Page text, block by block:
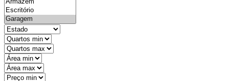
state
mintypo
maxtypo
minarea
maxarea
minprice